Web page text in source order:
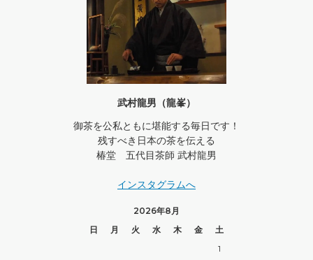
武村龍男（龍峯）
御茶を公私ともに堪能する毎日です！
残すべき日本の茶を伝える
椿堂 五代目茶師 武村龍男
インスタグラムへ
2026年8月
日
月 火 水 木 金
土
1